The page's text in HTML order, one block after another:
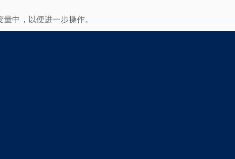
中，以便进一步操作。